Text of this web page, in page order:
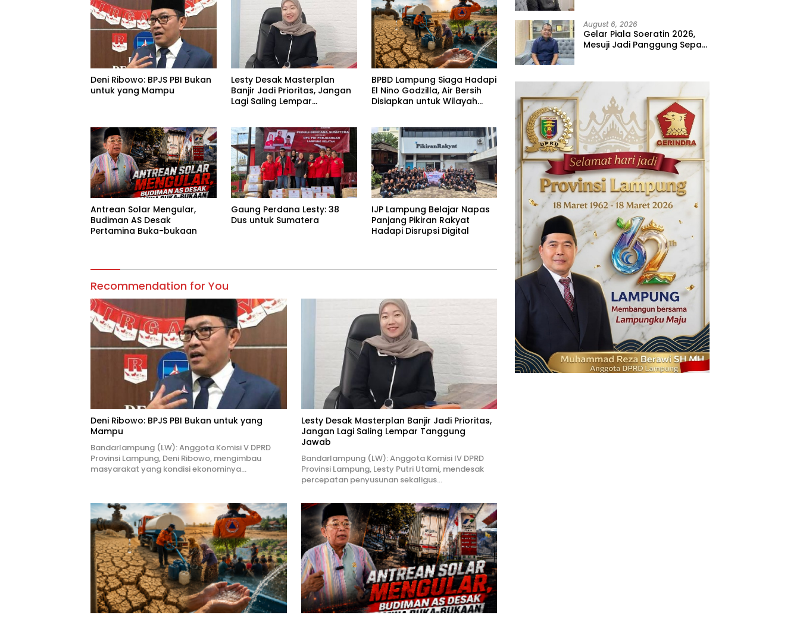
Deni Ribowo: BPJS PBI Bukan
untuk yang Mampu
Lesty Desak Masterplan
Banjir Jadi Prioritas, Jangan
Lagi Saling Lempar
BPBD Lampung Siaga Hadapi
El Nino Godzilla, Air Bersih
Disiapkan untuk Wilayah
Antrean Solar Mengular,
Budiman AS Desak
Pertamina Buka-bukaan
Gaung Perdana Lesty: 38
Dus untuk Sumatera
IJP Lampung Belajar Napas
Panjang Pikiran Rakyat
Hadapi Disrupsi Digital
Recommendation for You
Deni Ribowo: BPJS PBI Bukan untuk yang
Mampu
Bandarlampung (LW): Anggota Komisi V DPRD
Provinsi Lampung, Deni Ribowo, mengimbau
masyarakat yang kondisi ekonominya…
Lesty Desak Masterplan Banjir Jadi Prioritas,
Jangan Lagi Saling Lempar Tanggung
Jawab
Bandarlampung (LW): Anggota Komisi IV DPRD
Provinsi Lampung, Lesty Putri Utami, mendesak
percepatan penyusunan sekaligus…
August 6, 2026
Gelar Piala Soeratin 2026,
Mesuji Jadi Panggung Sepak